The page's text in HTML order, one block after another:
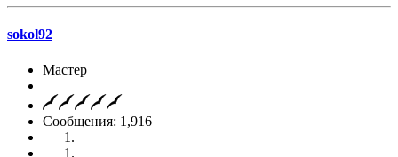
sokol92
Мастер
Сообщения: 1,916